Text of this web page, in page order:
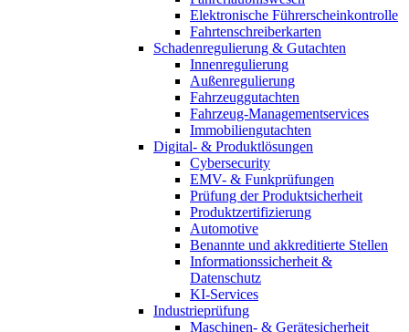
Elektronische Führerscheinkontrolle
Fahrtenschreiberkarten
Schadenregulierung & Gutachten
Innenregulierung
Außenregulierung
Fahrzeuggutachten
Fahrzeug-Managementservices
Immobiliengutachten
Digital- & Produktlösungen
Cybersecurity
EMV- & Funkprüfungen
Prüfung der Produktsicherheit
Produktzertifizierung
Automotive
Benannte und akkreditierte Stellen
Informationssicherheit &
Datenschutz
KI-Services
Industrieprüfung
Maschinen- & Gerätesicherheit